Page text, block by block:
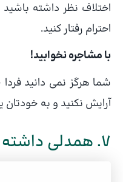
اختلاف نظر داشته
احترام رفتار کنید.
با مشاجره نخوابید!
شما هرگز نمی دانید
آرایش نکنید و به
7. همدلی داشته باشید